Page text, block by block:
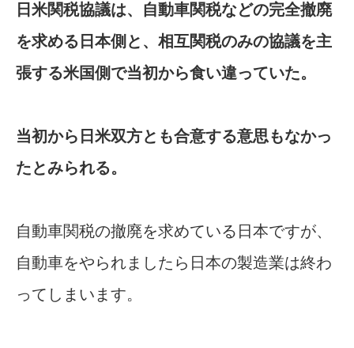
日米関税協議は、自動車関税などの完全撤廃
を求める日本側と、相互関税のみの協議を主
張する米国側で当初から食い違っていた。
当初から日米双方とも合意する意思もなかっ
たとみられる。
自動車関税の撤廃を求めている日本ですが、
自動車をやられましたら日本の製造業は終わ
ってしまいます。